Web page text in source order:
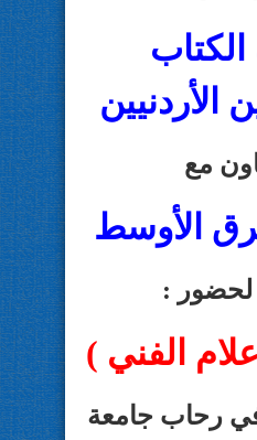
الأردنيين
مع
الأوسط
لحضور :
الفني )
رحاب جامعة